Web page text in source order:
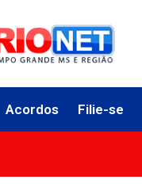
Acordos Filie-se